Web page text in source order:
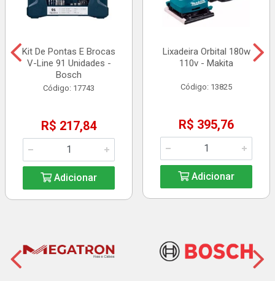
Kit De Pontas E Brocas
V-Line 91 Unidades -
Bosch
Código: 17743
R$ 217,84
Adicionar
Lixadeira Orbital 180w
110v - Makita
Código: 13825
R$ 395,76
Adicionar